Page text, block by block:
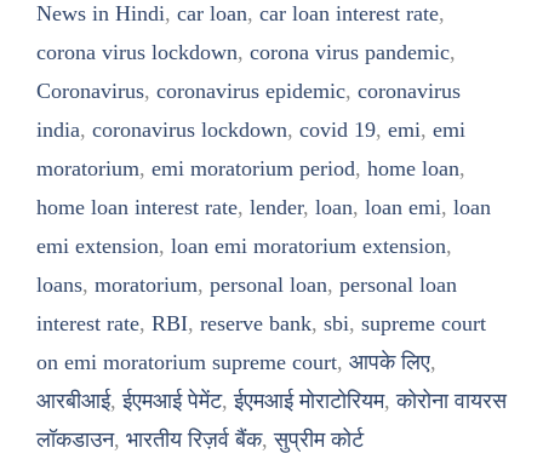
News in Hindi, car loan, car loan interest rate,
corona virus lockdown, corona virus pandemic,
Coronavirus, coronavirus epidemic, coronavirus
india, coronavirus lockdown, covid 19, emi, emi
moratorium, emi moratorium period, home loan,
home loan interest rate, lender, loan, loan emi, loan
emi extension, loan emi moratorium extension,
loans, moratorium, personal loan, personal loan
interest rate, RBI, reserve bank, sbi, supreme court
on emi moratorium supreme court, आपके लिए,
आरबीआई,ईएमआई पेमेंट,ईएमआई मोराटोरियम,कोरोना वायरस
लॉकडाउन, भारतीय रिज़र्व बैंक,सुप्रीम कोर्ट